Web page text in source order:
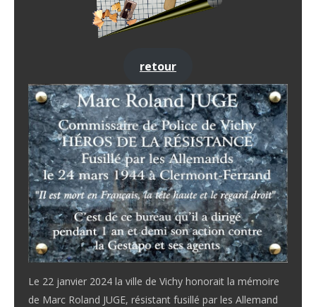
retour
Le 22 janvier 2024 la ville de Vichy honorait la mémoire
de Marc Roland JUGE, résistant fusillé par les Allemand